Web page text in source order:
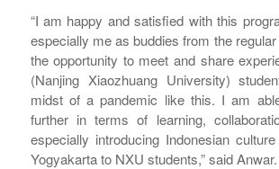
“I am happy and satisfied with this
especially me as buddies from the
the opportunity to meet and share
(Nanjing Xiaozhuang University)
midst of a pandemic like this. I am
further in terms of learning,
especially introducing Indonesian
Yogyakarta to NXU students,” said Anwar.